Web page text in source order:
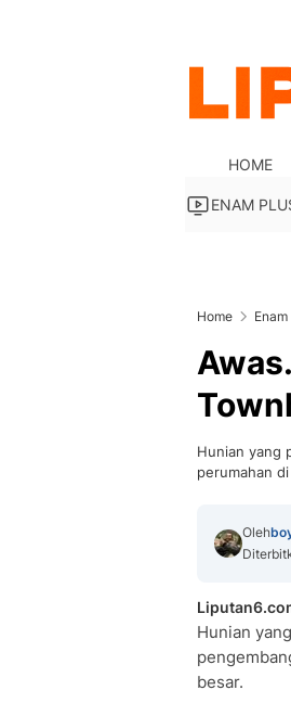
HOME
ENAM
Home
Hunian yang
perumahan
Oleh
Hunian
besar.